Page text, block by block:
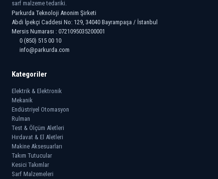
sarf malzeme tedariki.
Parkurda Teknoloji Anonim Şirketi
Abdi İpekçi Caddesi No: 129, 34040 Bayrampaşa / İstanbul
Mersis Numarası : 0721095035200001
0 (850) 515 00 10
info@parkurda.com
Kategoriler
Elektrik & Elektronik
Mekanik
Endüstriyel Otomasyon
Rulman
Test & Ölçüm Aletleri
Hırdavat & El Aletleri
Makine Aksesuarları
Takım Tutucular
Kesici Takımlar
Sarf Malzemeleri